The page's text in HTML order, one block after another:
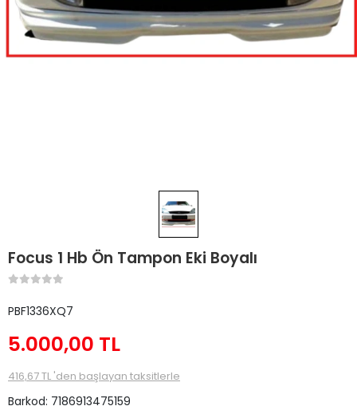
Focus 1 Hb Ön Tampon Eki Boyalı
PBF1336XQ7
5.000,00 TL
416,67 TL 'den başlayan taksitlerle
Barkod: 7186913475159